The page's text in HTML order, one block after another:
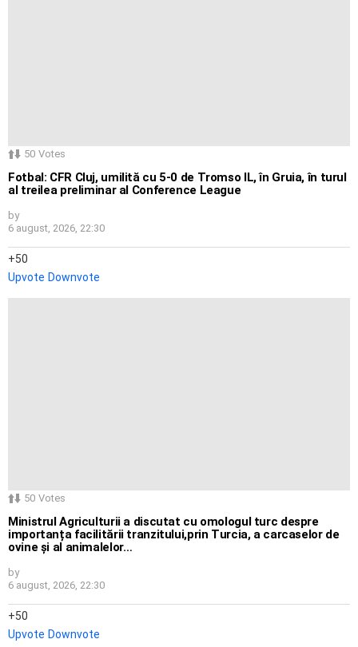
50 Votes
Fotbal: CFR Cluj, umilită cu 5-0 de Tromso IL, în Gruia, în turul
al treilea preliminar al Conference League
by
6 august, 2026, 22:30
50
Upvote Downvote
50 Votes
Ministrul Agriculturii a discutat cu omologul turc despre
importanța facilitării tranzitului,prin Turcia, a carcaselor de
ovine și al animalelor…
by
6 august, 2026, 22:30
50
Upvote Downvote